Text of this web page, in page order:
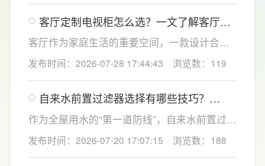
高精度过滤系统，搭载成熟反渗透技术的设
备，能够深度净化水质，有效滤除水中重金
属、残留杂质与有害微生物，从源头保障饮水
纯净安全。
客厅定制电视柜怎么选？一文了解客厅定
制电视柜的尺寸布局设计
客厅作为家庭生活的重要空间，一款设计合理
的客厅定制电视柜不仅能够提升家居颜值，更
能让日常收纳和使用更加便捷。LESSO领尚深
耕整家定制领域，围绕不同户型和家庭需求，
提供客厅定制电视柜及一站式整家解决方案，
从设计、选材到功能规划进行科学布局，兼顾
环保、美观与实用，为消费者打造更加舒适、
有品质的理想家居生活。
发布时间：2026-07-28 17:44:43 浏览数：119
自来水前置过滤器选择有哪些技巧？
LESSO领尚提供一站式净水方案
作为全屋用水的“第一道防线”，自来水前置过滤
器能够有效拦截自来水中的泥沙、铁锈、红虫
等大颗粒杂质，不仅能提升日常用水的洁净
度，还能为后端净水设备及涉水家电提供保
发布时间：2026-07-20 17:07:15 浏览数：188